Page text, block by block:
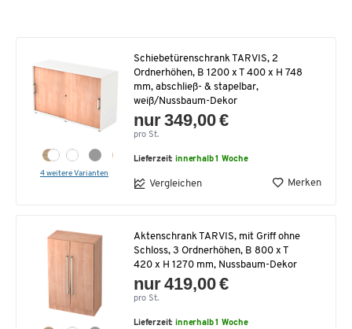
4 weitere Varianten
Schiebetürenschrank TARVIS, 2
Ordnerhöhen, B 1200 x T 400 x H 748
mm, abschließ- & stapelbar,
weiß/Nussbaum-Dekor
nur 349,00 €
pro St.
Lieferzeit:innerhalb 1 Woche
Vergleichen Merken
Aktenschrank TARVIS, mit Griff ohne
Schloss, 3 Ordnerhöhen, B 800 x T
420 x H 1270 mm, Nussbaum-Dekor
nur 419,00 €
pro St.
Lieferzeit:innerhalb 1 Woche